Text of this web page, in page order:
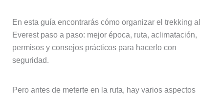
En esta guía encontrarás cómo organizar el trekking al
Everest paso a paso: mejor época, ruta, aclimatación,
permisos y consejos prácticos para hacerlo con
seguridad.
Pero antes de meterte en la ruta, hay varios aspectos